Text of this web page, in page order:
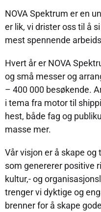
NOVA Spektrum er en
er lik, vi drister oss til å
mest spennende
Hvert år er NOVA
og små messer og
– 400 000 besøkende.
i tema fra motor til
hest, både fag og
masse mer.
Vår visjon er å skape
som genererer positive
kultur,- og
trenger vi dyktige og
brenner for å skape